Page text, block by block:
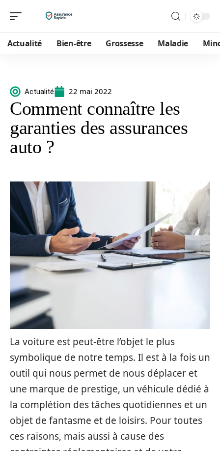
Actualité Bien-être Grossesse Maladie
Actualité 22 mai 2022
Comment connaître les
garanties des assurances
auto ?
La voiture est peut-être l’objet le plus
symbolique de notre temps. Il est à la fois un
outil qui nous permet de nous déplacer et
une marque de prestige, un véhicule dédié à
la complétion des tâches quotidiennes et un
objet de fantasme et de loisirs. Pour toutes
ces raisons, mais aussi à cause des